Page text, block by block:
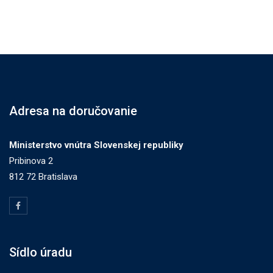
Adresa na doručovanie
Ministerstvo vnútra Slovenskej republiky
Pribinova 2
812 72 Bratislava
Sídlo úradu